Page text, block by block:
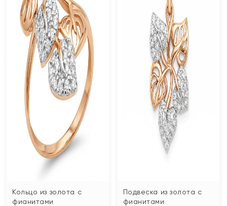
Кольцо из золота с
фианитами
Подвеска из золота с
фианитами